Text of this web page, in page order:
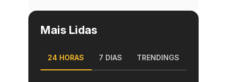
Mais Lidas
24 HORAS 7 DIAS TRENDINGS